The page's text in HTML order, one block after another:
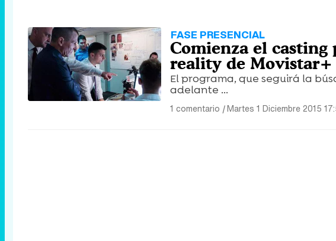
FASE PRESENCIAL
Comienza el
reality de Movistar+
El programa, que seguirá la
adelante ...
1 comentario |Martes 1 Diciembre 2015